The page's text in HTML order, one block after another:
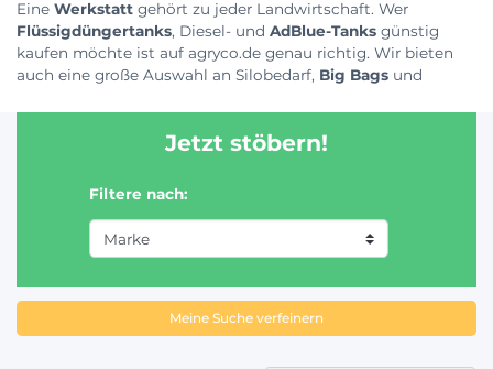
Eine Werkstatt gehört zu jeder Landwirtschaft. Wer
Flüssigdüngertanks, Diesel- und AdBlue-Tanks günstig
kaufen möchte ist auf agryco.de genau richtig. Wir bieten
auch eine große Auswahl an Silobedarf, Big Bags und
. Neben Werkzeug findest Du auch eine breite
Wenn Du Fragen zu unseren Werkstattartikeln hast, stehen
Jetzt stöbern!
Filtere nach:
Meine Suche verfeinern